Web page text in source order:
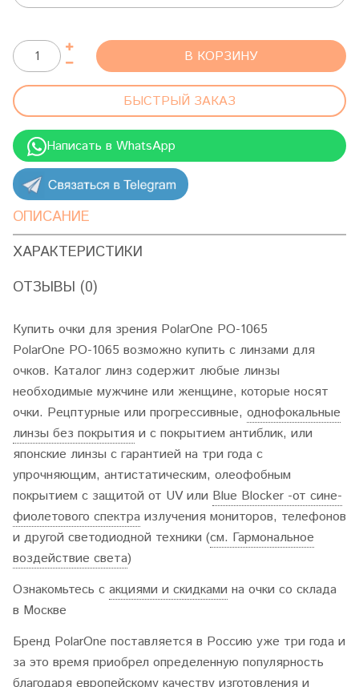
В КОРЗИНУ
БЫСТРЫЙ ЗАКАЗ
Написать в WhatsApp
ОПИСАНИЕ
ХАРАКТЕРИСТИКИ
ОТЗЫВЫ (0)
Купить очки для зрения PolarOne PO-1065
PolarOne PO-1065 возможно купить с линзами для
очков. Каталог линз содержит любые линзы
необходимые мужчине или женщине, которые носят
очки. Рецптурные или прогрессивные, однофокальные
линзы без покрытия и с покрытием антиблик, или
японские линзы с гарантией на три года с
упрочняющим, антистатическим, олеофобным
покрытием с защитой от UV или Blue Blocker -от сине-
фиолетового спектра излучения мониторов, телефонов
и другой светодиодной техники (см. Гармональное
воздействие света)
Ознакомьтесь с акциями и скидками на очки со склада
в Москве
Бренд PolarOne поставляется в Россию уже три года и
за это время приобрел определенную популярность